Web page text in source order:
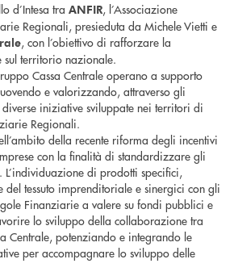
d’Intesa tra ANFIR, l’Associazione
Regionali, presieduta da Michele Vietti e
, con l’obiettivo di rafforzare la
sul territorio nazionale.
Cassa Centrale operano a supporto
e valorizzando, attraverso gli
iniziative sviluppate nei territori di
Regionali.
della recente riforma degli incentivi
con la finalità di standardizzare gli
L’individuazione di prodotti specifici,
del tessuto imprenditoriale e sinergici con gli
Finanziarie a valere su fondi pubblici e
lo sviluppo della collaborazione tra
Centrale, potenziando e integrando le
per accompagnare lo sviluppo delle